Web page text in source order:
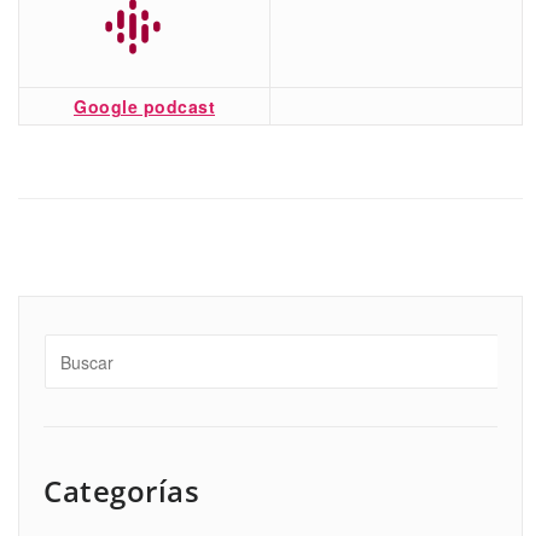
Google podcast
Categorías